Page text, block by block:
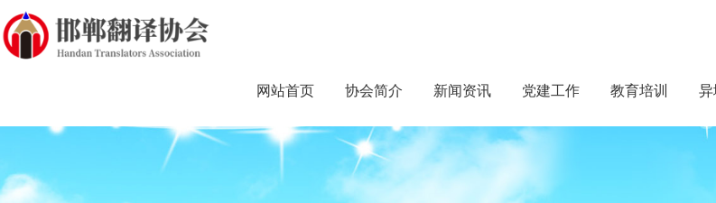
网站首页 协会简介 新闻资讯 党建工作 教育培训